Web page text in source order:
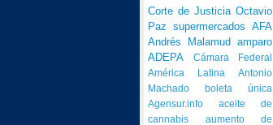
Corte de Justicia Octavio
Paz supermercados AFA
Andrés Malamud amparo
ADEPA
Cámara Federal
América Latina Antonio
Machado boleta única
Agensur.info aceite de
cannabis aumento de